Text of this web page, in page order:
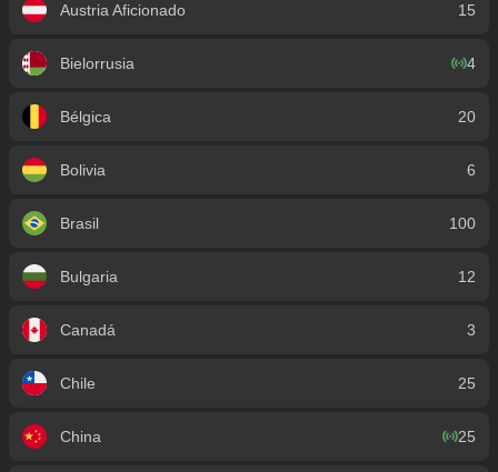
Austria Aficionado 15
Bielorrusia 4
Bélgica 20
Bolivia 6
Brasil 100
Bulgaria 12
Canadá 3
Chile 25
China 25